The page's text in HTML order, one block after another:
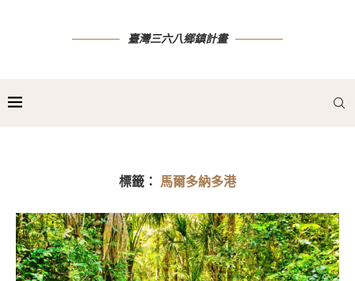
臺灣三六八鄉鎮計畫
標籤： 馬爾多納多港